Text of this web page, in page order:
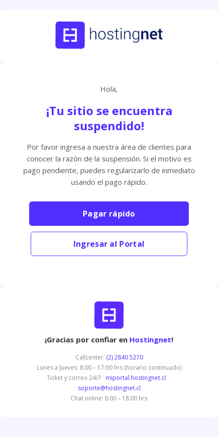
Hola,
¡Tu sitio se encuentra
suspendido!
Por favor ingresa a nuestra área de clientes para
conocer la razón de la suspensión. Si el motivo es
pago pendiente, puedes regularizarlo de inmediato
usando el pago rápido.
Pagar rápido
Ingresar al Portal
¡Gracias por confiar en Hostingnet!
Callcenter: (2) 2840 5270
Lunes a Jueves: 8:00 – 17:00 hrs (horario continuado)
Ticket y correo 24/7 · miportal.hostingnet.cl ·
soporte@hostingnet.cl
Chat online: 8:00 – 18:00 hrs